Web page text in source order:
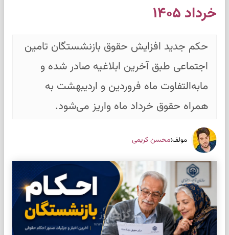
خرداد ۱۴۰۵
حکم جدید افزایش حقوق بازنشستگان تامین
اجتماعی طبق آخرین ابلاغیه صادر شده و
مابه‌التفاوت ماه فروردین و اردیبهشت به
همراه حقوق خرداد ماه واریز می‌شود.
مولف:محسن کریمی